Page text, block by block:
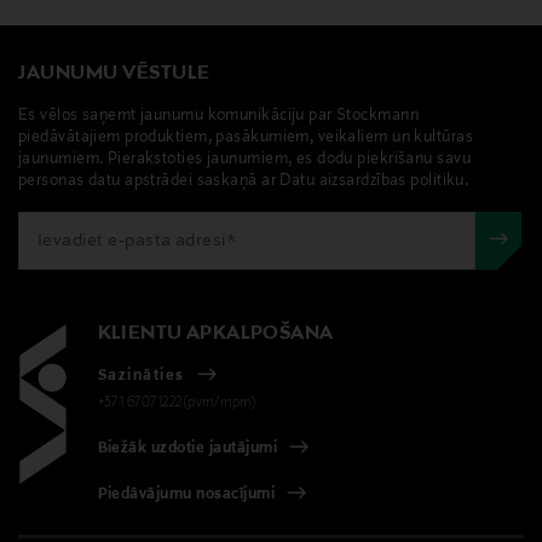
JAUNUMU VĒSTULE
Es vēlos saņemt jaunumu komunikāciju par Stockmann
piedāvātajiem produktiem, pasākumiem, veikaliem un kultūras
jaunumiem. Pierakstoties jaunumiem, es dodu piekrišanu savu
personas datu apstrādei saskaņā ar Datu aizsardzības politiku.
KLIENTU APKALPOŠANA
Sazināties
+371 67071222(pvm/mpm)
Biežāk uzdotie jautājumi
Piedāvājumu nosacījumi